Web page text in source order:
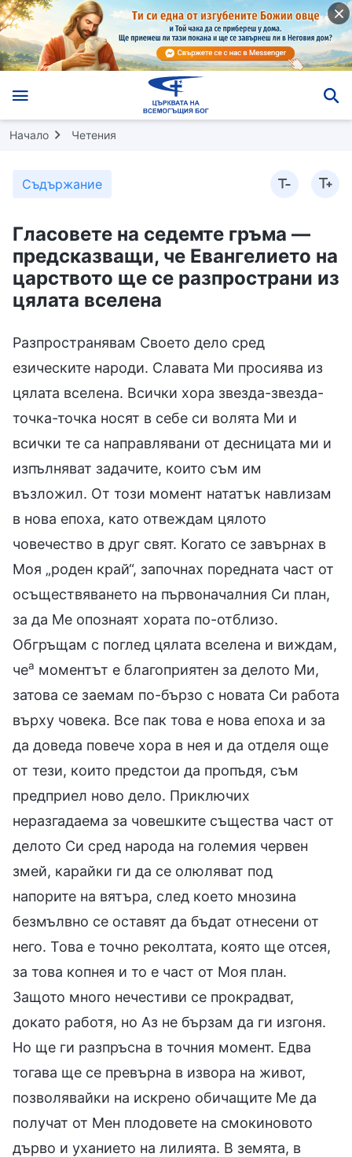
Начало Четения
Съдържание
Гласовете на седемте гръма —
предсказващи, че Евангелието на
царството ще се разпространи из
цялата вселена
Разпространявам Своето дело сред
езическите народи. Славата Ми просиява из
цялата вселена. Всички хора звезда-звезда-
точка-точка носят в себе си волята Ми и
всички те са направлявани от десницата ми и
изпълняват задачите, които съм им
възложил. От този момент нататък навлизам
в нова епоха, като отвеждам цялото
човечество в друг свят. Когато се завърнах в
Моя „роден край“, започнах поредната част от
осъществяването на първоначалния Си план,
за да Ме опознаят хората по-отблизо.
Обгръщам с поглед цялата вселена и виждам,
чеа моментът е благоприятен за делото Ми,
затова се заемам по-бързо с новата Си работа
върху човека. Все пак това е нова епоха и за
да доведа повече хора в нея и да отделя още
от тези, които предстои да пропъдя, съм
предприел ново дело. Приключих
неразгадаема за човешките същества част от
делото Си сред народа на големия червен
змей, карайки ги да се олюляват под
напорите на вятъра, след което мнозина
безмълвно се оставят да бъдат отнесени от
него. Това е точно реколтата, която ще отсея,
за това копнея и то е част от Моя план.
Защото много нечестиви се прокрадват,
докато работя, но Аз не бързам да ги изгоня.
Но ще ги разпръсна в точния момент. Едва
тогава ще се превърна в извора на живот,
позволявайки на искрено обичащите Ме да
получат от Мен плодовете на смокиновото
дърво и уханието на лилията. В земята, в